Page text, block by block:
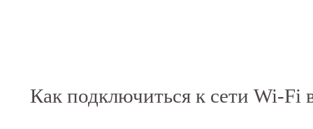
Как подключиться к сети Wi-Fi